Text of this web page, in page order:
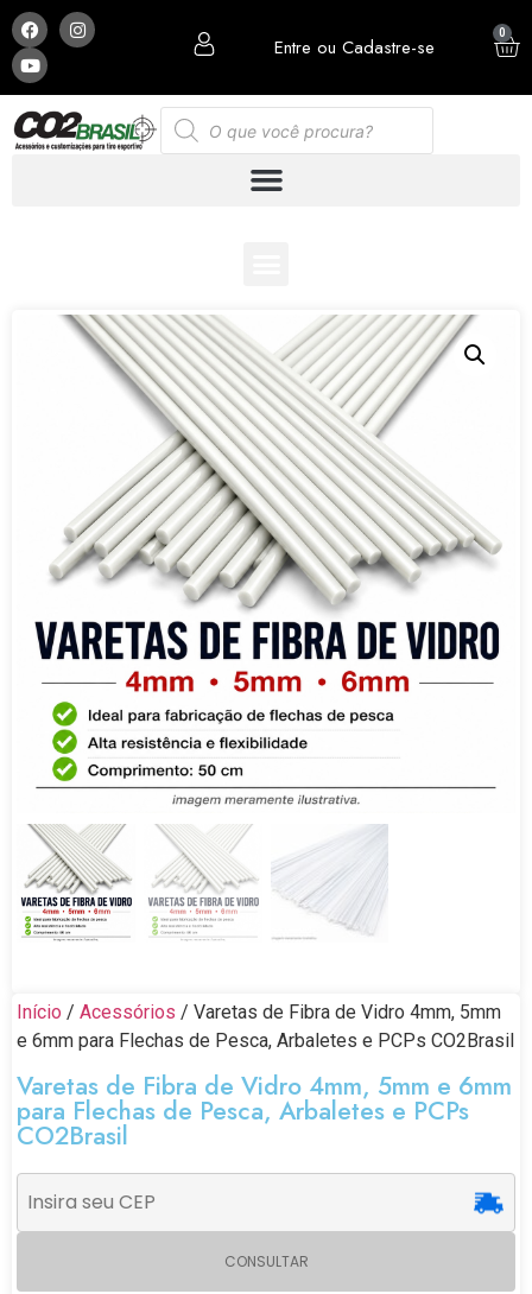
Entre ou Cadastre-se
0
Início / Acessórios / Varetas de Fibra de Vidro 4mm, 5mm
e 6mm para Flechas de Pesca, Arbaletes e PCPs CO2Brasil
Varetas de Fibra de Vidro 4mm, 5mm e 6mm
para Flechas de Pesca, Arbaletes e PCPs
CO2Brasil
CONSULTAR